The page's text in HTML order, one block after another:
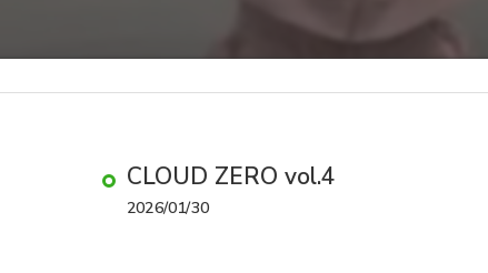
CLOUD ZERO vol.4
2026/01/30